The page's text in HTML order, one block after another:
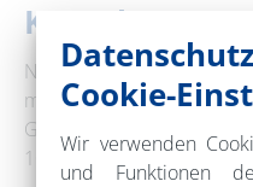
Kontakt
Niederbarnimer
mbH
Georgenstraße 22
10117 Berlin
Cookie-
Wir verwenden
und Funktionen